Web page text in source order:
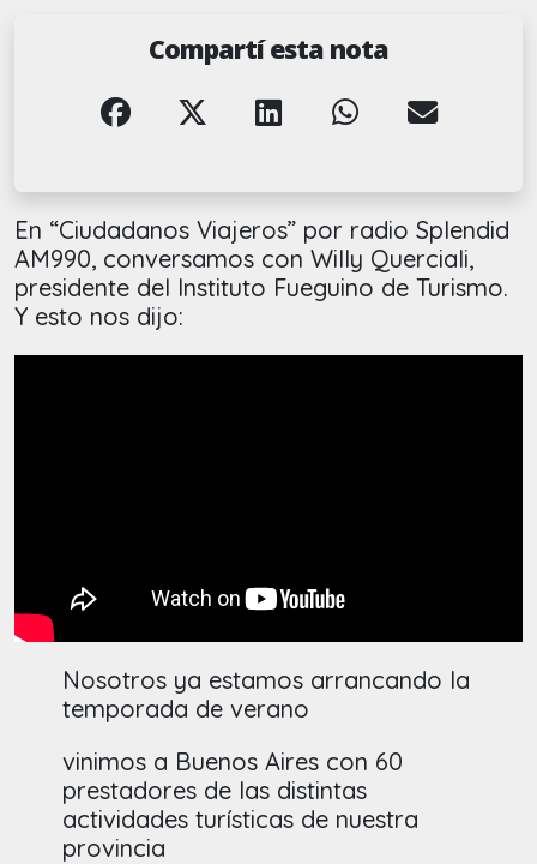
Compartí esta nota
En “Ciudadanos Viajeros” por radio Splendid
AM990, conversamos con Willy Querciali,
presidente del Instituto Fueguino de Turismo.
Y esto nos dijo:
Nosotros ya estamos arrancando la
temporada de verano
vinimos a Buenos Aires con 60
prestadores de las distintas
actividades turísticas de nuestra
provincia